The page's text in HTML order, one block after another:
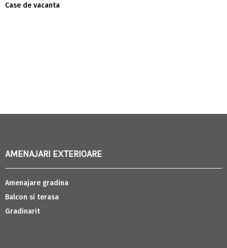
Case de vacanta
AMENAJARI EXTERIOARE
Amenajare gradina
Balcon si terasa
Gradinarit